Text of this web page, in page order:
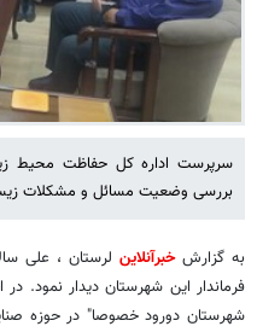
سرپرست اداره کل حفاظت محیط
بررسی وضعیت مسائل و مشکلات
به گزارشخبرآنلاین لرستان ، علی
فرماندار این شهرستان دیدار
شهرستان دورود خصوصا" در حوزه